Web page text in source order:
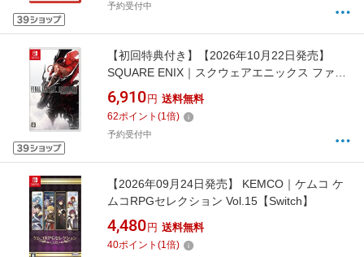
予約受付中
【初回特典付き】【2026年10月22日発売】
SQUARE ENIX｜スクウェアエニックス ファイ
ナルファンタジー レゾナンス【Switch】
6,910 円 送料無料
62ポイント (1倍)
予約受付中
【2026年09月24日発売】 KEMCO｜ケムコ ケ
ムコRPGセレクション Vol.15【Switch】
4,480 円 送料無料
40ポイント (1倍)